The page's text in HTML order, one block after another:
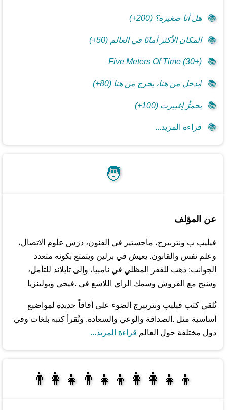
📚 هل أنا صغيرة؟ (200+)
📚 المكان الأكثر أمانًا في العالم (50+)
📚
Five Meters Of Time (30+)
📚 !يدخل من هنا، يخرج من هنا (80+)
📚 يحمرُّ اِغبيرت (100+)
📚 قراءة المزيد...
🧑
عن المؤلف
فيليب ب ونتربيرج، ماجستير في الفنون، درَس علوم الاتصال،
وعلم نفس والقانون. يعيش في برلين ويتمتع بكونه متعدد
الجوانب: ذهب للقفز المظلي في نامبيا، وإلى تايلاند للتأمل،
وسَبح مع القروش وسمك الراي اللاسع في .فيجي وبولينزيا
تُلقي كتب فيليب ونتربيرج الضوء على أفاقاً جديدة لمواضيع
أساسية مثل .الصداقة والوعي والسعادة. وتُقرأ كتبه بلغات وفي
دول مختلفة حول العالم قراءة المزيد...
👩‍👩‍👧‍👦👨‍👧‍👦👨‍👩‍👧